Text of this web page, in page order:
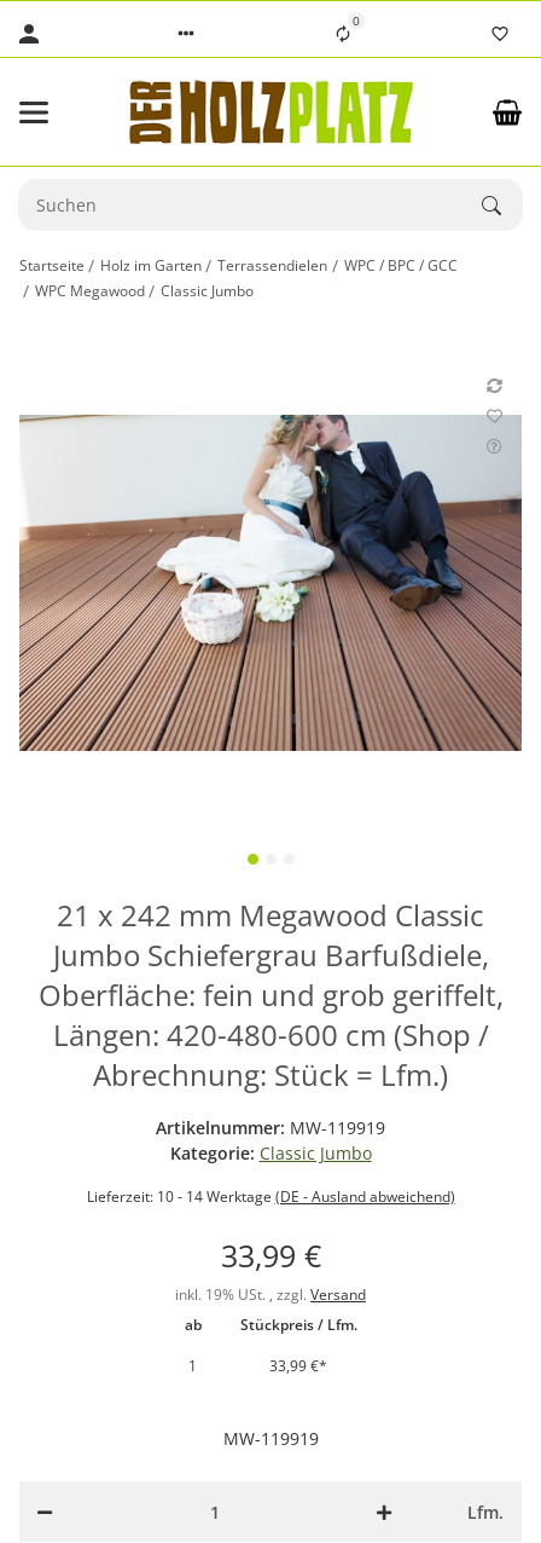
0
Startseite Holz im Garten Terrassendielen
WPC / BPC / GCC
WPC Megawood
Classic Jumbo
21 x 242 mm Megawood Classic
Jumbo Schiefergrau Barfußdiele,
Oberfläche: fein und grob geriffelt,
Längen: 420-480-600 cm (Shop /
Abrechnung: Stück = Lfm.)
Artikelnummer: MW-119919
Kategorie: Classic Jumbo
Lieferzeit: 10 - 14 Werktage (DE - Ausland abweichend)
33,99 €
inkl. 19% USt. , zzgl. Versand
ab
Stückpreis / Lfm.
1
33,99 €*
MW-119919
Lfm.